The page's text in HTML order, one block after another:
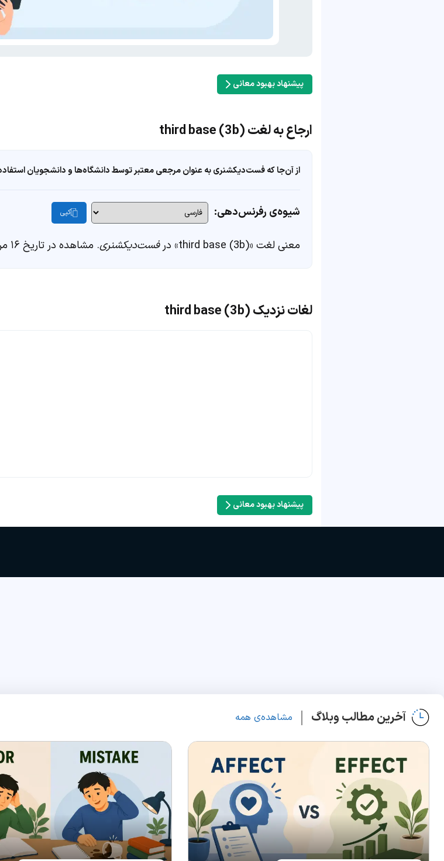
پیشنهاد بهبود معانی
ارجاع به لغت third base (3b)
از آن‌جا که فست‌دیکشنری به عنوان مرجعی معتبر توسط دانشگاه‌ها و دانشجویان
شیوه‌ی رفرنس‌دهی: کپی
معنی لغت «third base (3b)» در فست‌دیکشنری. مشاهده در تاریخ ۱۶ مرداد ۱۴۰۵، از https://fastdic.com/word/third base (3b)
لغات نزدیک third base (3b)
پیشنهاد بهبود معانی
آخرین مطالب وبلاگ مشاهده‌ی همه